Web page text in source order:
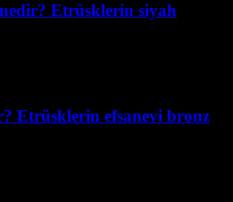
Etrüsklerin siyah
Etrüsklerin efsanevi bronz